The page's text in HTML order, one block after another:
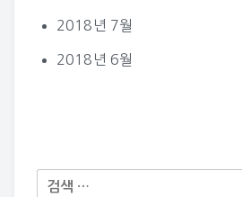
2018년 7월
2018년 6월
다